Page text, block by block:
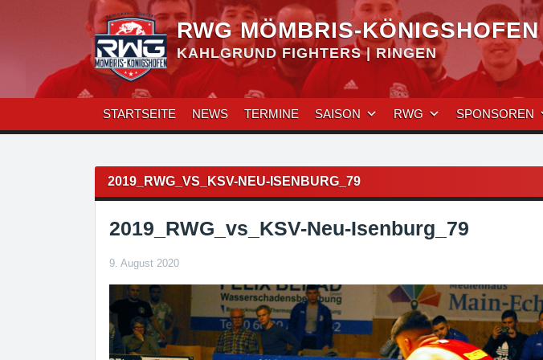
RWG MÖMBRIS-KÖNIGSHOFEN
KAHLGRUND FIGHTERS | RINGEN
STARTSEITE NEWS TERMINE SAISON RWG SPONSOREN
2019_RWG_VS_KSV-NEU-ISENBURG_79
2019_RWG_vs_KSV-Neu-Isenburg_79
9. August 2020
Beitragsnavigation